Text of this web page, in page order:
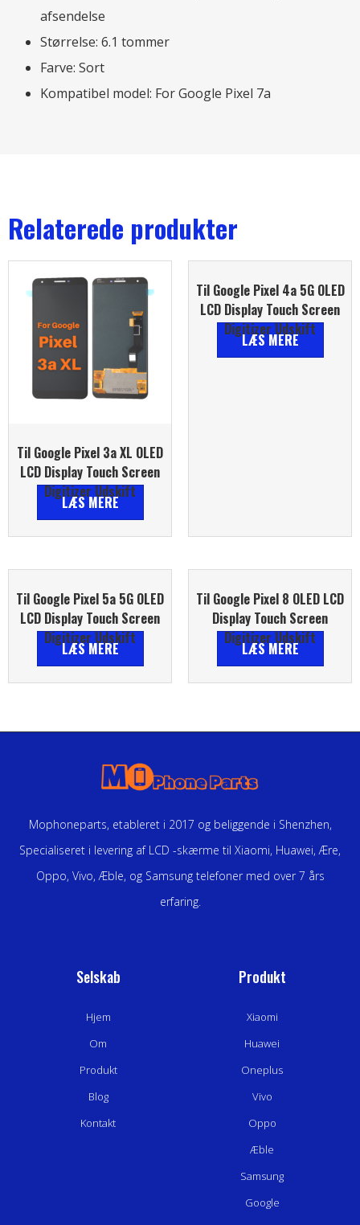
afsendelse
Størrelse: 6.1 tommer
Farve: Sort
Kompatibel model: For Google Pixel 7a
Relaterede produkter
Til Google Pixel 3a XL OLED
LCD Display Touch Screen
Digitizer Udskift
LÆS MERE
Til Google Pixel 4a 5G OLED
LCD Display Touch Screen
Digitizer Udskift
LÆS MERE
Til Google Pixel 5a 5G OLED
LCD Display Touch Screen
Digitizer Udskift
LÆS MERE
Til Google Pixel 8 OLED LCD
Display Touch Screen
Digitizer Udskift
LÆS MERE
Mophoneparts, etableret i 2017 og beliggende i Shenzhen,
Specialiseret i levering af LCD -skærme til Xiaomi, Huawei, Ære,
Oppo, Vivo, Æble, og Samsung telefoner med over 7 års
erfaring.
Selskab
Hjem
Om
Produkt
Blog
Kontakt
Produkt
Xiaomi
Huawei
Oneplus
Vivo
Oppo
Æble
Samsung
Google